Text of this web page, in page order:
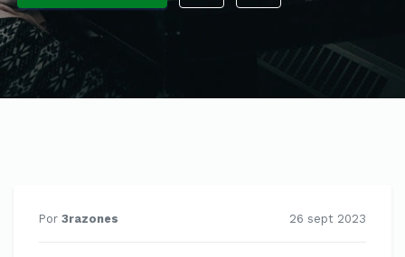
Por 3razones 26 sept 2023